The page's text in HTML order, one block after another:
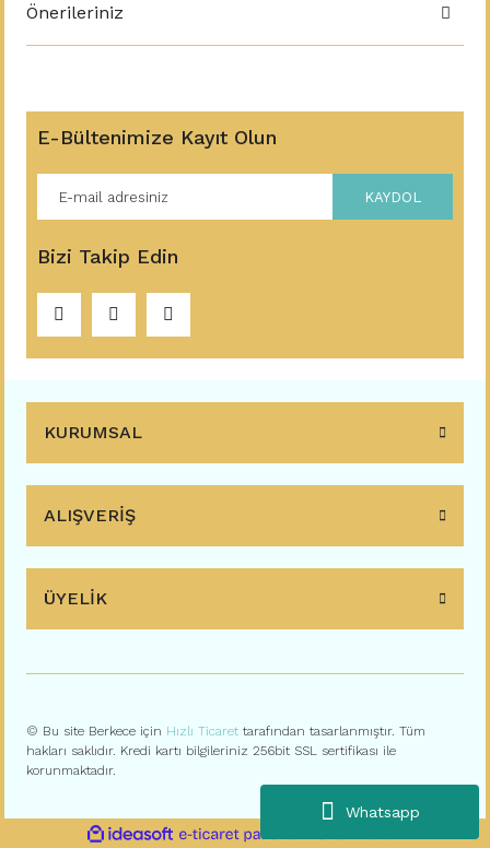
Whatsapp
Önerileriniz
E-Bültenimize Kayıt Olun
KAYDOL
Bizi Takip Edin
KURUMSAL
ALIŞVERİŞ
ÜYELİK
© Bu site Berkece için Hızlı Ticaret tarafından tasarlanmıştır. Tüm
hakları saklıdır. Kredi kartı bilgileriniz 256bit SSL sertifikası ile
korunmaktadır.
ideasoft